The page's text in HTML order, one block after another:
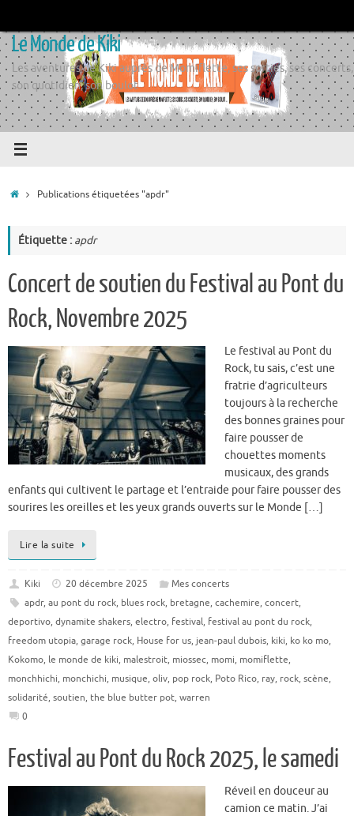
contenu
Le Monde de Kiki
Les aventures de Kiki auprès de Momiflette, ses sorties, ses concerts,
son quotidien, son boulot
AccueilPublications étiquetées "apdr"
Étiquette : apdr
Concert de soutien du Festival au Pont du
Rock, Novembre 2025
Le festival au Pont du
Rock, tu sais, c’est une
fratrie d’agriculteurs
toujours à la recherche
des bonnes graines pour
faire pousser de
chouettes moments
musicaux, des grands
enfants qui cultivent le partage et l’entraide pour faire pousser des
sourires les oreilles et les yeux grands ouverts sur le Monde […]
Lire la suite
Kiki 20 décembre 2025
Mes concerts
apdr, au pont du rock, blues rock, bretagne, cachemire, concert,
deportivo, dynamite shakers, electro, festival, festival au pont du rock,
freedom utopia, garage rock, House for us, jean-paul dubois, kiki, ko ko mo,
Kokomo, le monde de kiki, malestroit, miossec, momi, momiflette,
monchhichi, monchichi, musique, oliv, pop rock, Poto Rico, ray, rock, scène,
solidarité, soutien, the blue butter pot, warren
0
Festival au Pont du Rock 2025, le samedi
Réveil en douceur au
camion ce matin. J’ai